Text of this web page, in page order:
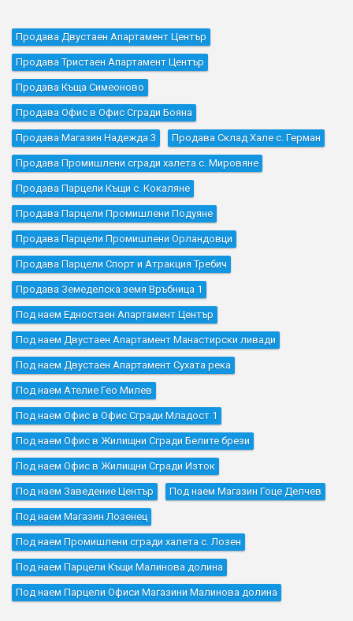
Продава Двустаен Апартамент Център
Продава Тристаен Апартамент Център
Продава Къщa Симеоново
Продава Офис в Офис Сгради Бояна
Продава Магазин Надежда 3 Продава Склад Хале с. Герман
Продава Промишлени сгради халета с. Мировяне
Продава Парцели Къщи с. Кокаляне
Продава Парцели Промишлени Подуяне
Продава Парцели Промишлени Орландовци
Продава Парцели Спорт и Атракция Требич
Продава Земеделска земя Връбница 1
Под наем Едностаен Апартамент Център
Под наем Двустаен Апартамент Манастирски ливади
Под наем Двустаен Апартамент Сухата река
Под наем Ателие Гео Милев
Под наем Офис в Офис Сгради Младост 1
Под наем Офис в Жилищни Сгради Белите брези
Под наем Офис в Жилищни Сгради Изток
Под наем Заведение Център Под наем Магазин Гоце Делчев
Под наем Магазин Лозенец
Под наем Промишлени сгради халета с. Лозен
Под наем Парцели Къщи Малинова долина
Под наем Парцели Офиси Магазини Малинова долина